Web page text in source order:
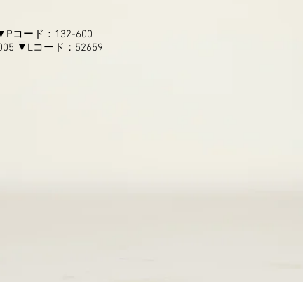
コード：132-600
▼Lコード：52659